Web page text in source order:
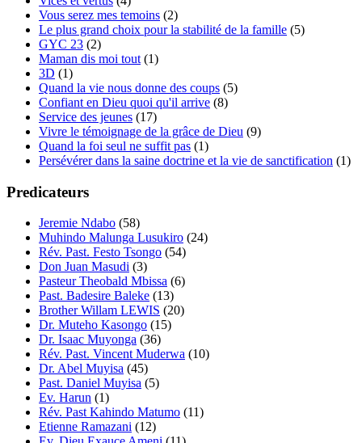
Vous serez mes temoins (2)
Le plus grand choix pour la stabilité de la famille (5)
GYC 23 (2)
Maman dis moi tout (1)
3D (1)
Quand la vie nous donne des coups (5)
Confiant en Dieu quoi qu'il arrive (8)
Service des jeunes (17)
Vivre le témoignage de la grâce de Dieu (9)
Quand la foi seul ne suffit pas (1)
Persévérer dans la saine doctrine et la vie de sanctification (1)
Predicateurs
Jeremie Ndabo (58)
Muhindo Malunga Lusukiro (24)
Rév. Past. Festo Tsongo (54)
Don Juan Masudi (3)
Pasteur Theobald Mbissa (6)
Past. Badesire Baleke (13)
Brother Willam LEWIS (20)
Dr. Muteho Kasongo (15)
Dr. Isaac Muyonga (36)
Rév. Past. Vincent Muderwa (10)
Dr. Abel Muyisa (45)
Past. Daniel Muyisa (5)
Ev. Harun (1)
Rév. Past Kahindo Matumo (11)
Etienne Ramazani (12)